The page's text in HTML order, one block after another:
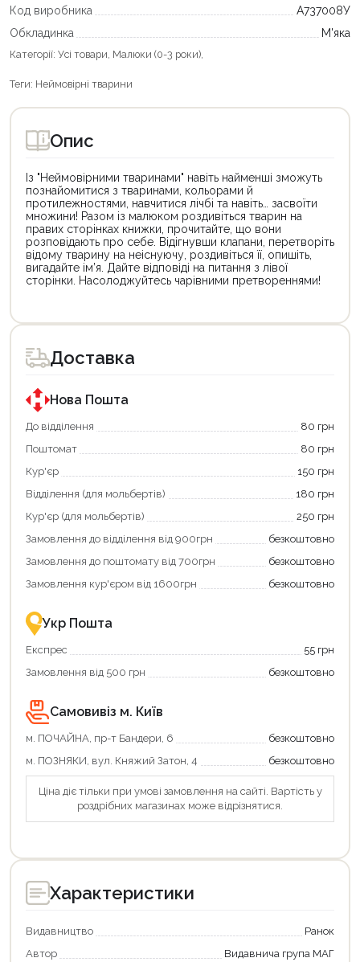
Код виробника
А737008У
Обкладинка
М'яка
Категорії: Усі товари, Малюки (0-3 роки),
Теги: Неймовірні тварини
Опис
Із "Неймовірними тваринами" навіть найменші зможуть
познайомитися з тваринами, кольорами й
протилежностями, навчитися лічбі та навіть… засвоїти
множини! Разом із малюком роздивіться тварин на
правих сторінках книжки, прочитайте, що вони
розповідають про себе. Відігнувши клапани, перетворіть
відому тварину на неіснуючу, роздивіться її, опишіть,
вигадайте ім’я. Дайте відповіді на питання з лівої
сторінки. Насолоджуйтесь чарівними претвореннями!
товар
для
покупки
державною
програмою
єКнига.
Використовуйте
карту
щоб
зекономити
та
отримати
переваги!
картою
єКнига
–
зручно
та
вигідно!
Доставка
Нова Пошта
До відділення
80 грн
Поштомат
80 грн
Кур'єр
150 грн
Відділення (для мольбертів)
180 грн
Кур'єр (для мольбертів)
250 грн
Замовлення до відділення від 900грн
безкоштовно
Замовлення до поштомату від 700грн
безкоштовно
Замовлення кур'єром від 1600грн
безкоштовно
Укр Пошта
Експрес
55 грн
Замовлення від 500 грн
безкоштовно
Самовивіз м. Київ
м. ПОЧАЙНА, пр-т Бандери, 6
безкоштовно
м. ПОЗНЯКИ, вул. Княжий Затон, 4
безкоштовно
Ціна діє тільки при умові замовлення на сайті. Вартість у
роздрібних магазинах може відрізнятися.
Характеристики
Видавництво
Ранок
Автор
Видавнича група МАГ